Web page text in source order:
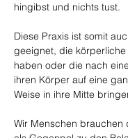
hingibst und nichts tust.
Diese Praxis ist somit
geeignet, die
haben oder die nach
ihren Körper auf eine
Weise in ihre Mitte
Wir Menschen brauchen